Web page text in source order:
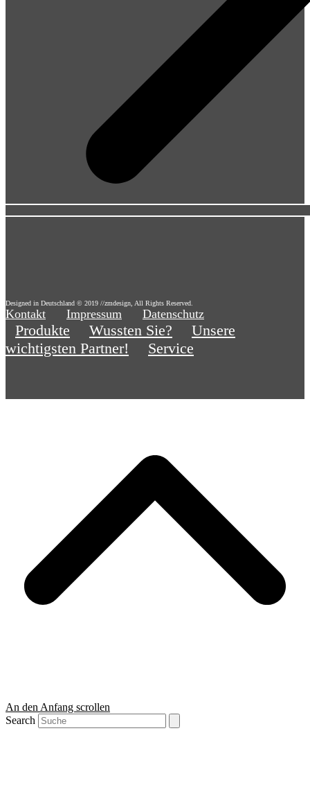
Designed in Deutschland © 2019 //zmdesign, All Rights Reserved.
Kontakt Impressum Datenschutz
Produkte Wussten Sie?
Unsere
wichtigsten Partner!
Service
An den Anfang scrollen
Search